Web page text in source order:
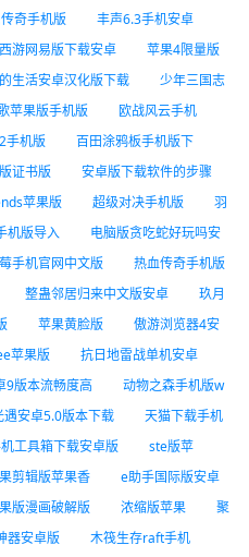
奇手机版
丰声6.3手机安卓
游网易版下载安卓
苹果4限量版
生活安卓汉化版下载
少年三国志
苹果版手机版
欧战风云手机
手机版
百田涂鸦板手机版下
证书版
安卓版下载软件的步骤
苹果版 超级对决手机版
羽
机版导入
电脑版贪吃蛇好玩吗安
手机官网中文版
热血传奇手机版
整蛊邻居归来中文版安卓
玖月
苹果黄脸版
傲游浏览器4安
苹果版
抗日地雷战单机安卓
9版本流畅度高
动物之森手机版w
遇安卓5.0版本下载
天猫下载手机
工具箱下载安卓版
ste版苹
剪辑版苹果香
e助手国际版安卓
版漫画破解版 浓缩版苹果
聚
器安卓版
木筏生存raft手机